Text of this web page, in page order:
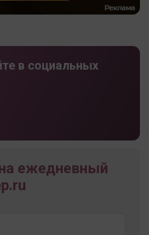
в социальных
ежедневный